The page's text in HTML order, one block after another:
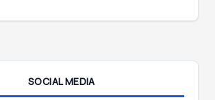
SOCIAL MEDIA